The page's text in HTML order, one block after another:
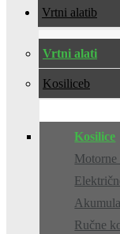
Vrtni alati
Vrtni alati
Kosilice
Kosilice
Motorne
Ručne